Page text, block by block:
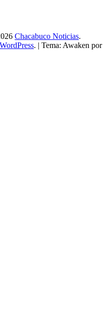
Chacabuco Noticias.
WordPress. | Tema: Awaken por